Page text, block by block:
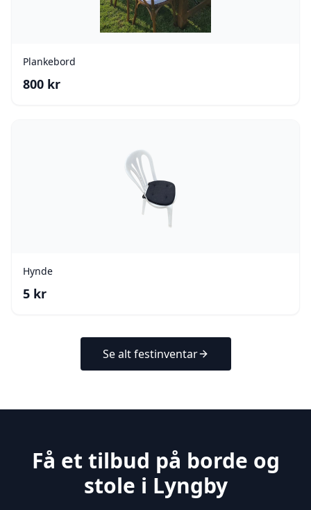
Plankebord
800 kr
Hynde
5 kr
Se alt festinventar
Få et tilbud på borde og
stole i Lyngby